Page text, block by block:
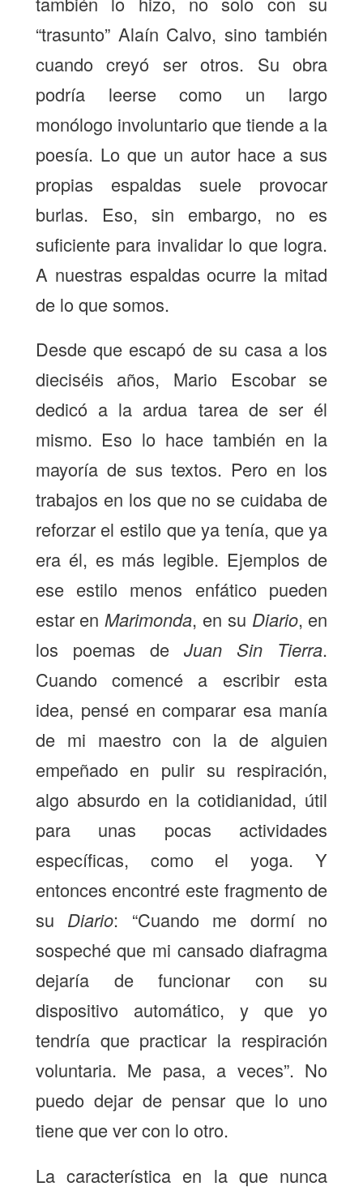
“trasunto” Alaín Calvo, sino también
cuando creyó ser otros. Su obra
podría leerse como un largo
monólogo involuntario que tiende a la
poesía. Lo que un autor hace a sus
propias espaldas suele provocar
burlas. Eso, sin embargo, no es
suficiente para invalidar lo que logra.
A nuestras espaldas ocurre la mitad
de lo que somos.
Desde que escapó de su casa a los
dieciséis años, Mario Escobar se
dedicó a la ardua tarea de ser él
mismo. Eso lo hace también en la
mayoría de sus textos. Pero en los
trabajos en los que no se cuidaba de
reforzar el estilo que ya tenía, que ya
era él, es más legible. Ejemplos de
ese estilo menos enfático pueden
estar enMarimonda, en su Diario, en
los poemas deJuan Sin Tierra.
Cuando comencé a escribir esta
idea, pensé en comparar esa manía
de mi maestro con la de alguien
empeñado en pulir su respiración,
algo absurdo en la cotidianidad, útil
para unas pocas actividades
específicas, como el yoga. Y
entonces encontré este fragmento de
su Diario: “Cuando me dormí no
sospeché que mi cansado diafragma
dejaría de funcionar con su
dispositivo automático, y que yo
tendría que practicar la respiración
voluntaria. Me pasa, a veces”. No
puedo dejar de pensar que lo uno
tiene que ver con lo otro.
La característica en la que nunca